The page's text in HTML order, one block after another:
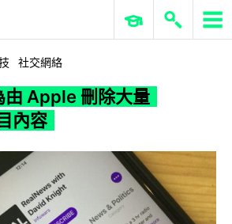
ERP 與商業 AI
社交網絡
由 Apple 刪除大量
內容